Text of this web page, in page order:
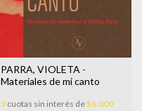
PARRA, VIOLETA -
Materiales de mi canto
3 cuotas sin interés de$6.000